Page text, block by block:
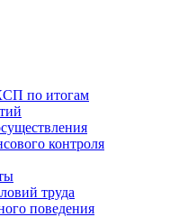
по итогам
контроля
труда
поведения